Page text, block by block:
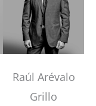
Raúl Arévalo
Grillo